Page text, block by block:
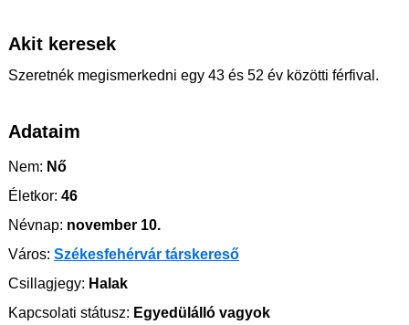
Akit keresek
Szeretnék megismerkedni egy 43 és 52 év közötti férfival.
Adataim
Nem: Nő
Életkor: 46
Névnap: november 10.
Város: Székesfehérvár társkereső
Csillagjegy: Halak
Kapcsolati státusz: Egyedülálló vagyok